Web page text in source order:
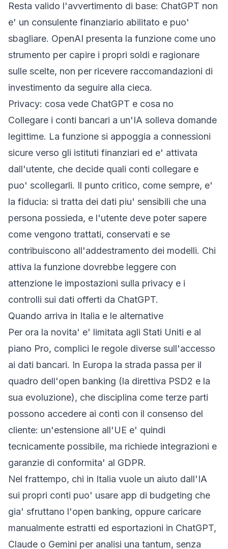
Resta valido l'avvertimento di base: ChatGPT non
e' un consulente finanziario abilitato e puo'
sbagliare. OpenAI presenta la funzione come uno
strumento per capire i propri soldi e ragionare
sulle scelte, non per ricevere raccomandazioni di
investimento da seguire alla cieca.
Privacy: cosa vede ChatGPT e cosa no
Collegare i conti bancari a un'IA solleva domande
legittime. La funzione si appoggia a connessioni
sicure verso gli istituti finanziari ed e' attivata
dall'utente, che decide quali conti collegare e
puo' scollegarli. Il punto critico, come sempre, e'
la fiducia: si tratta dei dati piu' sensibili che una
persona possieda, e l'utente deve poter sapere
come vengono trattati, conservati e se
contribuiscono all'addestramento dei modelli. Chi
attiva la funzione dovrebbe leggere con
attenzione le impostazioni sulla privacy e i
controlli sui dati offerti da ChatGPT.
Quando arriva in Italia e le alternative
Per ora la novita' e' limitata agli Stati Uniti e al
piano Pro, complici le regole diverse sull'accesso
ai dati bancari. In Europa la strada passa per il
quadro dell'open banking (la direttiva PSD2 e la
sua evoluzione), che disciplina come terze parti
possono accedere ai conti con il consenso del
cliente: un'estensione all'UE e' quindi
tecnicamente possibile, ma richiede integrazioni e
garanzie di conformita' al GDPR.
Nel frattempo, chi in Italia vuole un aiuto dall'IA
sui propri conti puo' usare app di budgeting che
gia' sfruttano l'open banking, oppure caricare
manualmente estratti ed esportazioni in ChatGPT,
Claude o Gemini per analisi una tantum, senza